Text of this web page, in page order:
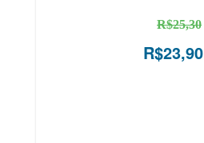
R$25,30
R$23,90